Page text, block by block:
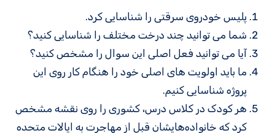
پلیس خودروی سرقتی را شناسایی کرد.
شما می توانید چند درخت مختلف را شناسایی کنید؟
آیا می توانید فعل اصلی این سوال را مشخص کنید؟
ما باید اولویت های اصلی خود را هنگام کار روی این
پروژه شناسایی کنیم.
هر کودک در کلاس درس، کشوری را روی نقشه مشخص
کرد که خانواده‌هایشان قبل از مهاجرت به ایالات متحده